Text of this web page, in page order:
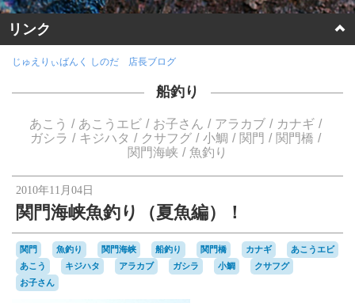
リンク
ホームページに戻る
ヤフーオークションへ
楽天オークションへ
じゅえりぃばんく しのだ 店長ブログ
船釣り
あこう あこうエビ お子さん アラカブ
カナギ
ガシラ
キジハタ クサフグ 小鯛 関門
関門橋
関門海峡
魚釣り
2010年11月04日
関門海峡魚釣り（夏魚編）！
関門 魚釣り 関門海峡 船釣り 関門橋 カナギ
あこうエビ
あこう
キジハタ アラカブ ガシラ 小鯛
クサフグ
お子さん